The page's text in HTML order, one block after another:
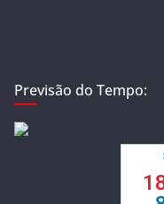
Previsão do Tempo: